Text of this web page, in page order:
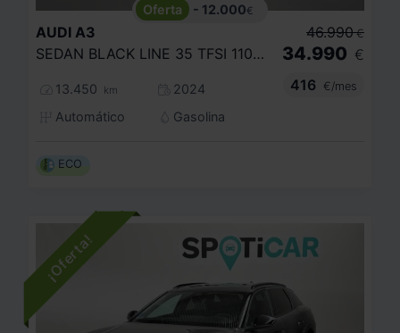
- 12.000€
AUDI A3
SEDAN BLACK LINE 35 TFSI 110KW S TRONIC
13.450 km
2024
Automático
Gasolina
46.990 €
34.990 €
416
€/mes
ECO